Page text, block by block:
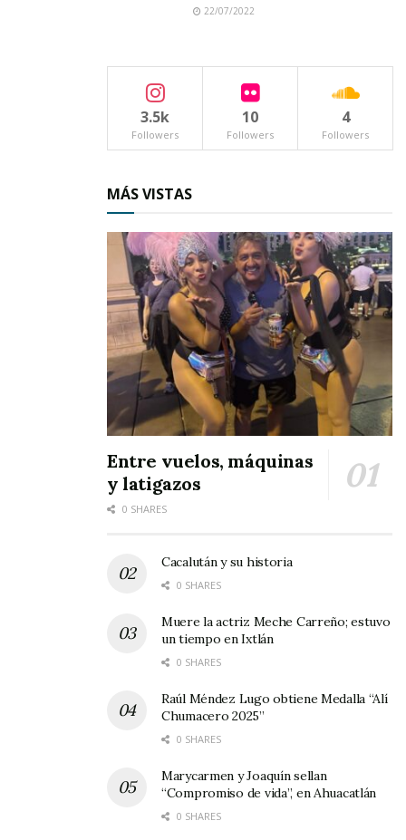
22/07/2022
3.5k
Followers
10
Followers
4
Followers
MÁS VISTAS
Entre vuelos, máquinas
y latigazos
0 SHARES
Cacalután y su historia
0 SHARES
Muere la actriz Meche Carreño; estuvo
un tiempo en Ixtlán
0 SHARES
Raúl Méndez Lugo obtiene Medalla “Alí
Chumacero 2025”
0 SHARES
Marycarmen y Joaquín sellan
“Compromiso de vida”, en Ahuacatlán
0 SHARES